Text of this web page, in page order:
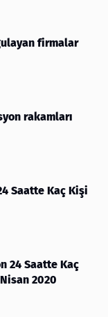
firmalar
rakamları
Saatte Kaç Kişi
24 Saatte Kaç
2020